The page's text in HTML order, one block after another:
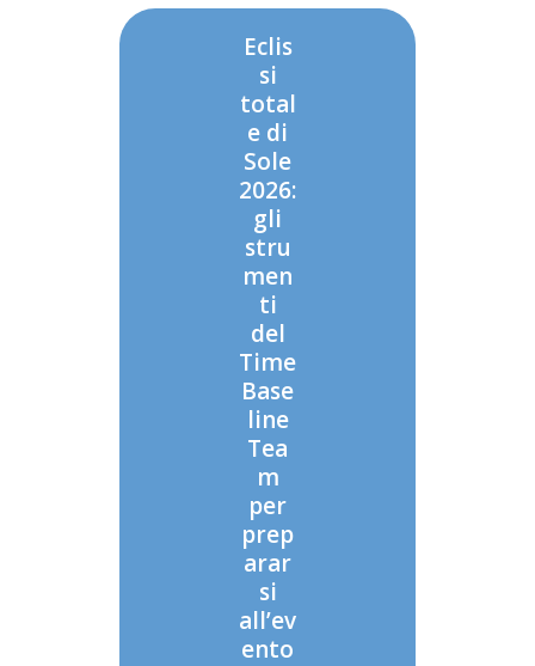
Eclis
si
total
e di
Sole
2026:
gli
stru
men
ti
del
Time
Base
line
Tea
m
per
prep
arar
si
all’ev
ento